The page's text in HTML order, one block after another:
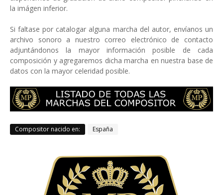
la imágen inferior.
Si faltase por catalogar alguna marcha del autor, envíanos un
archivo sonoro a nuestro correo electrónico de contacto
adjuntándonos la mayor información posible de cada
composición y agregaremos dicha marcha en nuestra base de
datos con la mayor celeridad posible.
Compositor nacido en: España